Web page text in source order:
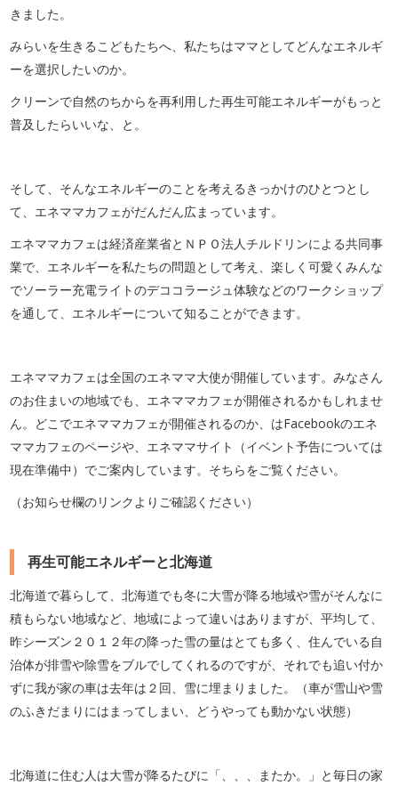
きました。
みらいを生きるこどもたちへ、私たちはママとしてどんなエネルギ
ーを選択したいのか。
クリーンで自然のちからを再利用した再生可能エネルギーがもっと
普及したらいいな、と。
そして、そんなエネルギーのことを考えるきっかけのひとつとし
て、エネママカフェがだんだん広まっています。
エネママカフェは経済産業省とＮＰＯ法人チルドリンによる共同事
業で、エネルギーを私たちの問題として考え、楽しく可愛くみんな
でソーラー充電ライトのデココラージュ体験などのワークショップ
を通して、エネルギーについて知ることができます。
エネママカフェは全国のエネママ大使が開催しています。みなさん
のお住まいの地域でも、エネママカフェが開催されるかもしれませ
ん。どこでエネママカフェが開催されるのか、はFacebookのエネ
ママカフェのページや、エネママサイト（イベント予告については
現在準備中）でご案内しています。そちらをご覧ください。
（お知らせ欄のリンクよりご確認ください）
再生可能エネルギーと北海道
北海道で暮らして、北海道でも冬に大雪が降る地域や雪がそんなに
積もらない地域など、地域によって違いはありますが、平均して、
昨シーズン２０１２年の降った雪の量はとても多く、住んでいる自
治体が排雪や除雪をブルでしてくれるのですが、それでも追い付か
ずに我が家の車は去年は２回、雪に埋まりました。（車が雪山や雪
のふきだまりにはまってしまい、どうやっても動かない状態）
北海道に住む人は大雪が降るたびに「、、、またか。」と毎日の家